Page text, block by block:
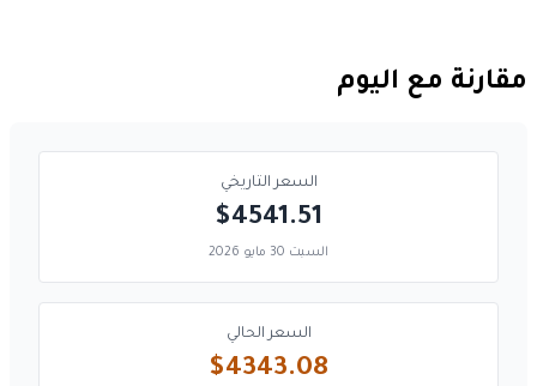
مقارنة مع اليوم
السعر التاريخي
$4541.51
السبت 30 مايو 2026
السعر الحالي
$4343.08